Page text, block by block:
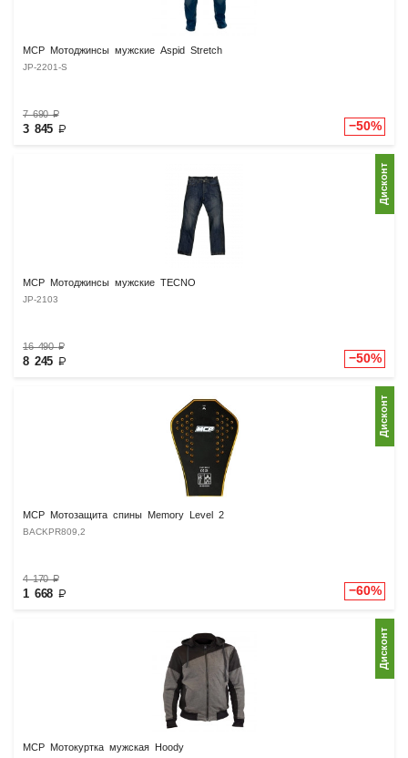
MCP Мотоджинсы мужские Aspid Stretch
JP-2201-S
7 690₽
3 845 ₽ −50%
MCP Мотоджинсы мужские TECNO
JP-2103
16 490₽
8 245 ₽ −50%
Дисконт
MCP Мотозащита спины Memory Level 2
BACKPR809,2
4 170₽
1 668 ₽ −60%
Дисконт
MCP Мотокуртка мужская Hoody
Дисконт